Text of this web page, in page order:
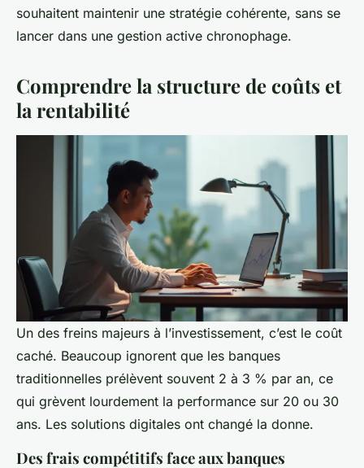
souhaitent maintenir une stratégie cohérente, sans se
lancer dans une gestion active chronophage.
Comprendre la structure de coûts et
la rentabilité
Un des freins majeurs à l’investissement, c’est le coût
caché. Beaucoup ignorent que les banques
traditionnelles prélèvent souvent 2 à 3 % par an, ce
qui grèvent lourdement la performance sur 20 ou 30
ans. Les solutions digitales ont changé la donne.
Des frais compétitifs face aux banques